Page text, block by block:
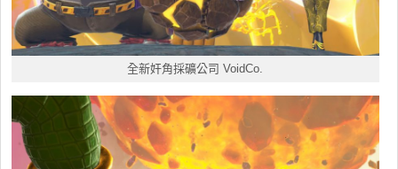
全新奸角採礦公司 VoidCo.